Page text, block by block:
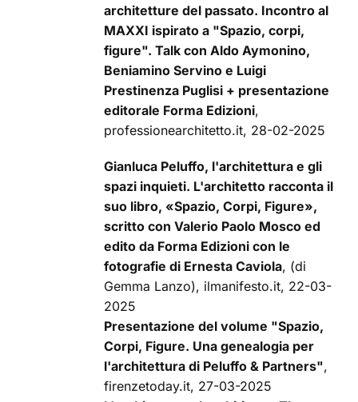
architetture del passato. Incontro al
MAXXI ispirato a "Spazio, corpi,
figure". Talk con Aldo Aymonino,
Beniamino Servino e Luigi
Prestinenza Puglisi + presentazione
editorale Forma Edizioni,
professionearchitetto.it, 28-02-2025
Gianluca Peluffo, l'architettura e gli
spazi inquieti. L'architetto racconta il
suo libro, «Spazio, Corpi, Figure»,
scritto con Valerio Paolo Mosco ed
edito da Forma Edizioni con le
fotografie di Ernesta Caviola, (di
Gemma Lanzo), ilmanifesto.it, 22-03-
2025
Presentazione del volume "Spazio,
Corpi, Figure. Una genealogia per
l'architettura di Peluffo & Partners",
firenzetoday.it, 27-03-2025